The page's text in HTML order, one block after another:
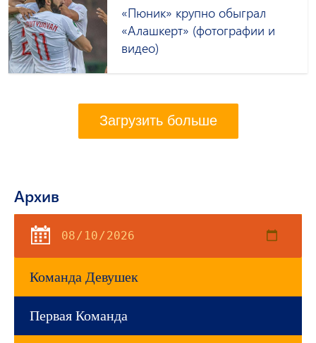
«Пюник» крупно обыграл
«Алашкерт» (фотографии и
видео)
Загрузить больше
Архив
Команда Девушек
Первая Команда